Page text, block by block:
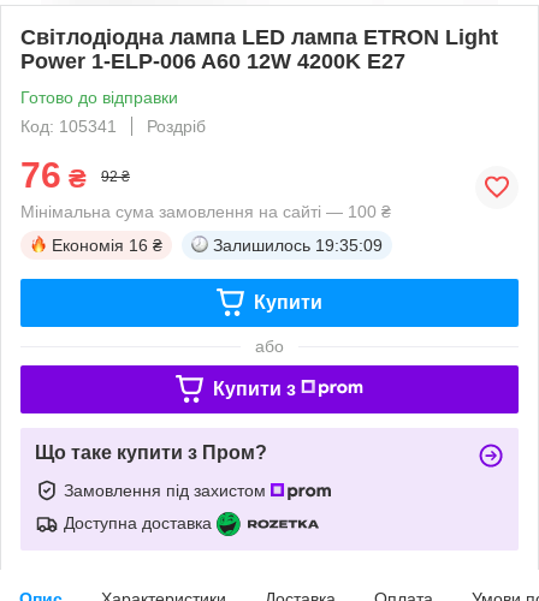
Світлодіодна лампа LED лампа ETRON Light
Power 1-ELP-006 A60 12W 4200K E27
Готово до відправки
Код: 105341
Роздріб
76 ₴ 92 ₴
Мінімальна сума замовлення на сайті — 100 ₴
Економія 16 ₴ Залишилось 19:35:08
Купити
або
Купити з
Що таке купити з Пром?
Замовлення під захистом
Доступна доставка